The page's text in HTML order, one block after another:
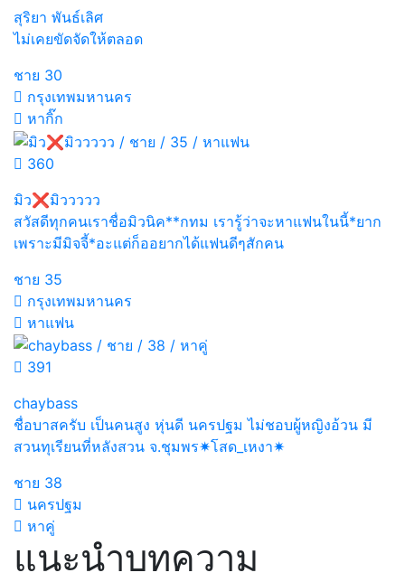
สุริยา พันธ์เลิศ
ไม่เคยขัดจัดให้ตลอด
ชาย 30
กรุงเทพมหานคร
หากิ๊ก
360
มิว❌มิววววว
สวัสดีทุกคนเราชื่อมิวนิค**กทม เรารู้ว่าจะหาแฟนในนี้*ยาก
เพราะมีมิจจี้*อะแต่ก็ออยากได้แฟนดีๆสักคน
ชาย 35
กรุงเทพมหานคร
หาแฟน
391
chaybass
ชื่อบาสครับ เป็นคนสูง หุ่นดี นครปฐม ไม่ชอบผู้หญิงอ้วน มี
สวนทุเรียนที่หลังสวน จ.ชุมพร✷โสด_เหงา✷
ชาย 38
นครปฐม
หาคู่
แนะนำบทความ